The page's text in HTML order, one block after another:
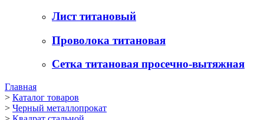
Лист титановый
Проволока титановая
Сетка титановая просечно-вытяжная
Главная
> Каталог товаров
> Черный металлопрокат